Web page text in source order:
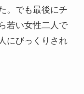
。でも最後にチ
若い女性二人で
にびっくりされ